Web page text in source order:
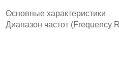
Основные характеристики
Диапазон частот (Frequency